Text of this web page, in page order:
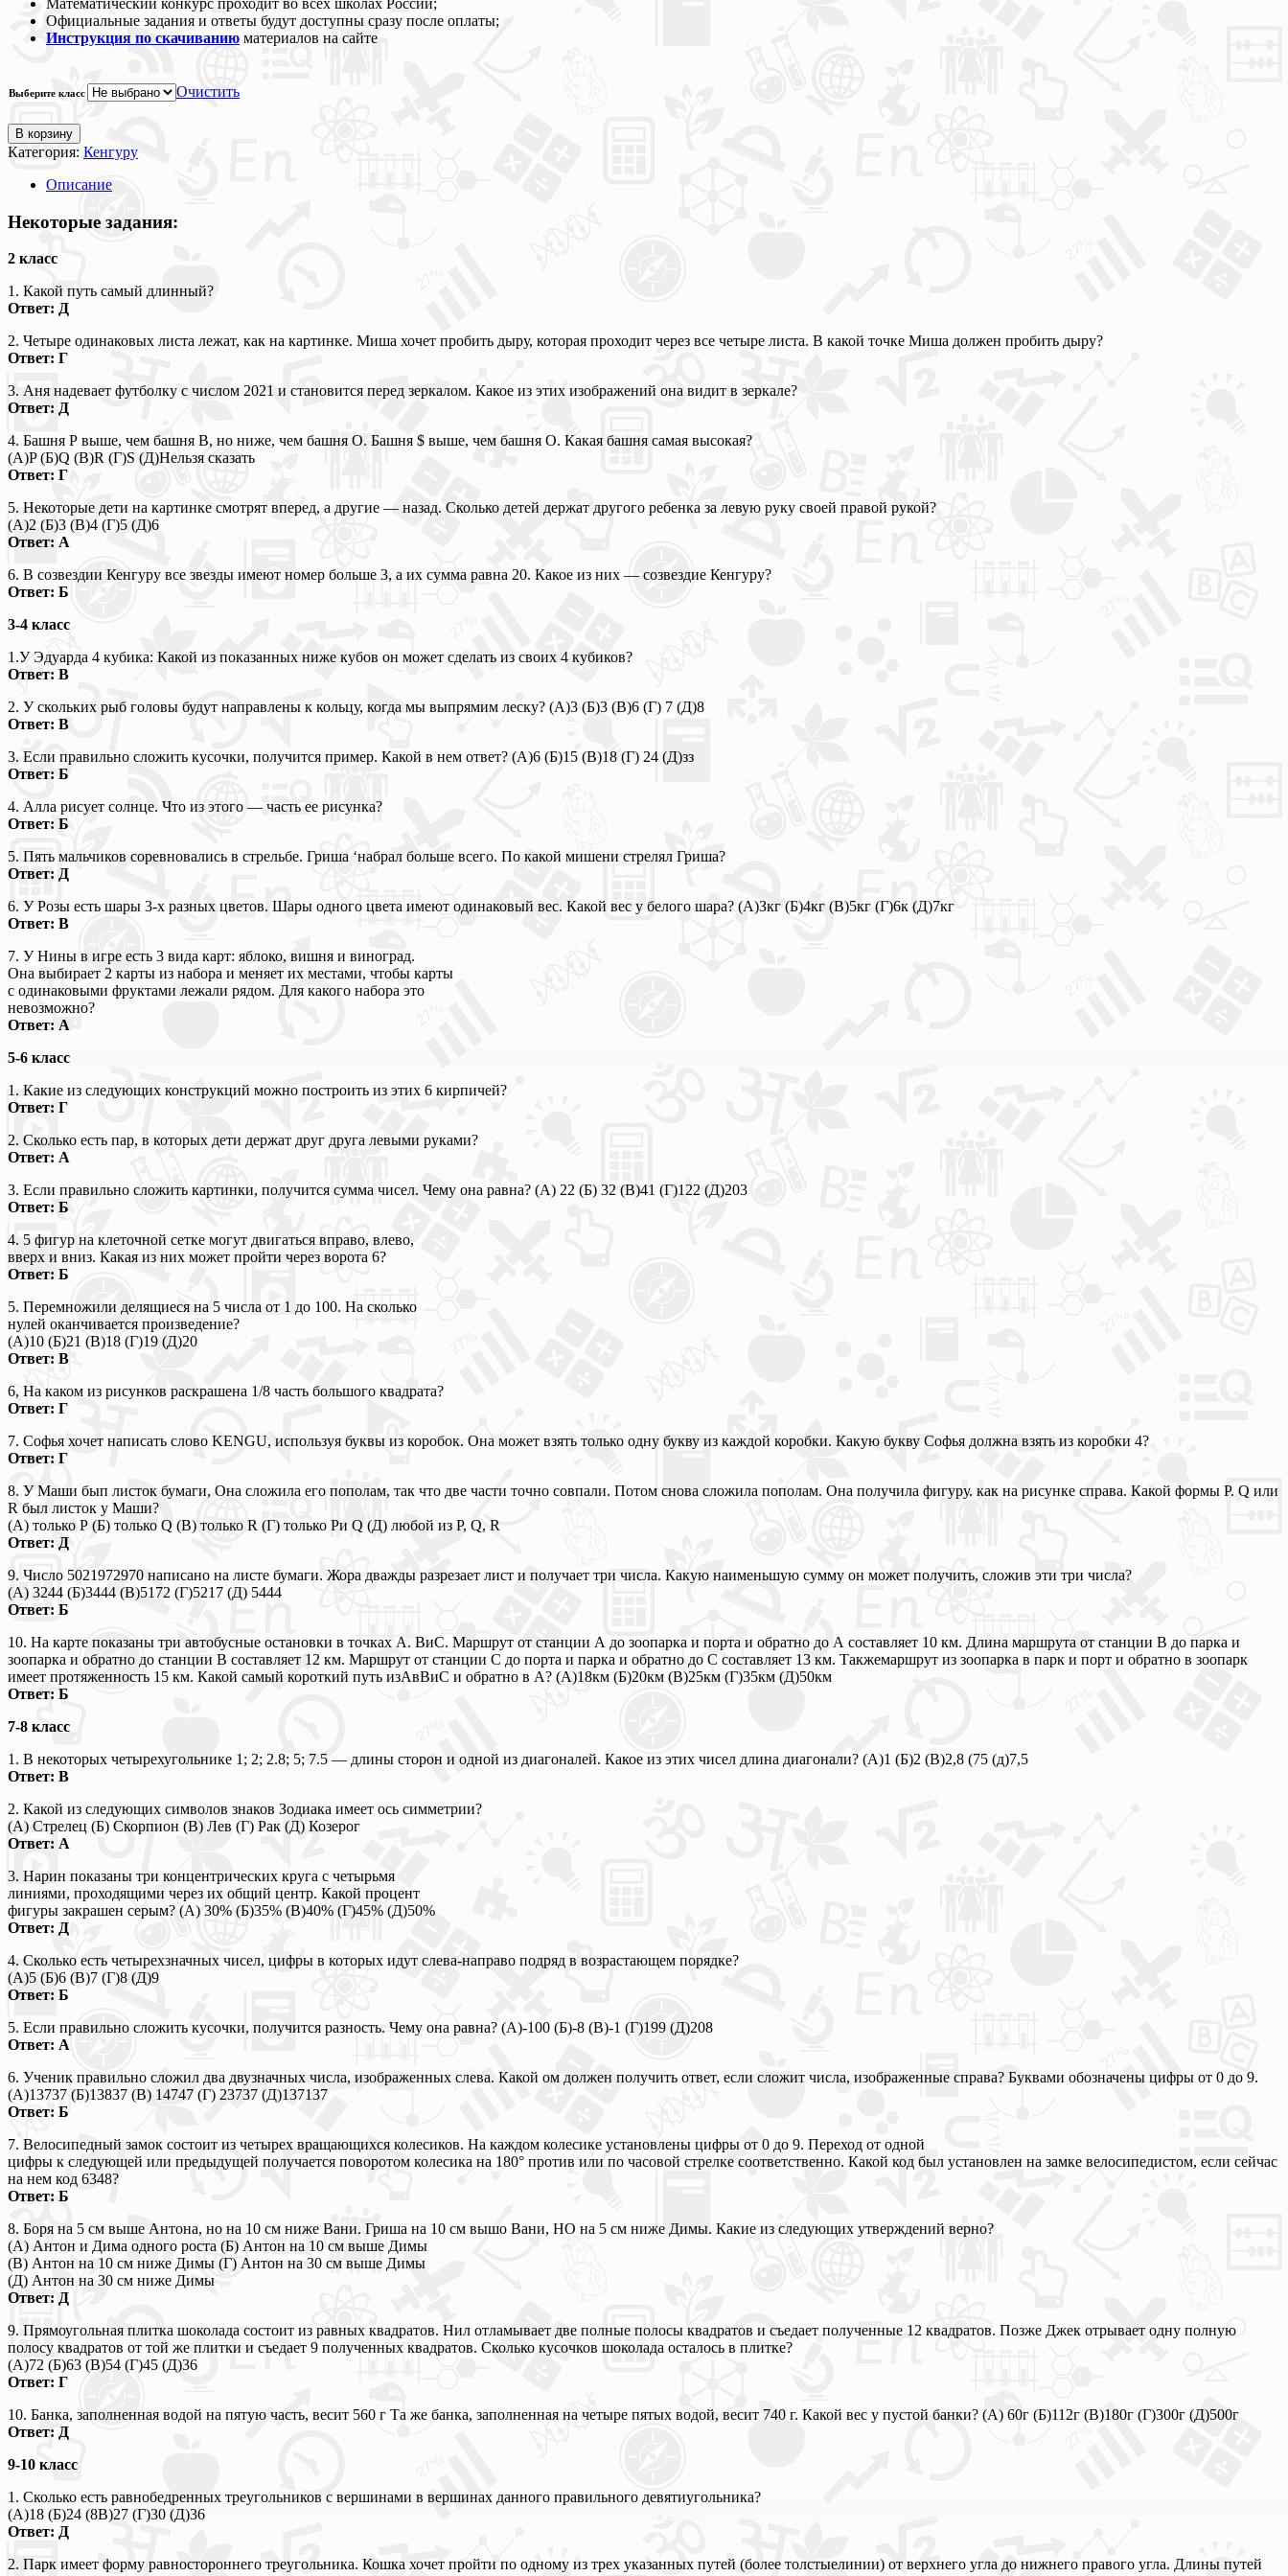
Официальные задания и ответы будут доступны сразу после оплаты;
Инструкция по скачиванию материалов на сайте
Выберите класс Очистить
В корзину
Категория: Кенгуру
Описание
Некоторые задания:
2 класс
1. Какой путь самый длинный?
Ответ: Д
2. Четыре одинаковых листа лежат, как на картинке. Миша хочет пробить дыру, которая проходит через все четыре листа. В какой точке Миша должен пробить дыру?
Ответ: Г
3. Аня надевает футболку с числом 2021 и становится перед зеркалом. Какое из этих изображений она видит в зеркале?
Ответ: Д
4. Башня Р выше, чем башня В, но ниже, чем башня О. Башня $ выше, чем башня О. Какая башня самая высокая?
(А)P (Б)Q (B)R (Г)S (Д)Нельзя сказать
Ответ: Г
5. Некоторые дети на картинке смотрят вперед, а другие — назад. Сколько детей держат другого ребенка за левую руку своей правой рукой?
(А)2 (Б)3 (В)4 (Г)5 (Д)6
Ответ: А
6. В созвездии Кенгуру все звезды имеют номер больше 3, а их сумма равна 20. Какое из них — созвездие Кенгуру?
Ответ: Б
3-4 класс
1.У Эдуарда 4 кубика: Какой из показанных ниже кубов он может сделать из своих 4 кубиков?
Ответ: В
2. У скольких рыб головы будут направлены к кольцу, когда мы выпрямим леску? (А)3 (Б)3 (В)6 (Г) 7 (Д)8
Ответ: В
3. Если правильно сложить кусочки, получится пример. Какой в нем ответ? (А)6 (Б)15 (В)18 (Г) 24 (Д)зз
Ответ: Б
4. Алла рисует солнце. Что из этого — часть ее рисунка?
Ответ: Б
5. Пять мальчиков соревновались в стрельбе. Гриша ‘набрал больше всего. По какой мишени стрелял Гриша?
Ответ: Д
6. У Розы есть шары 3-х разных цветов. Шары одного цвета имеют одинаковый вес. Какой вес у белого шара? (А)Зкг (Б)4кг (В)5кг (Г)6к (Д)7кг
Ответ: В
7. У Нины в игре есть 3 вида карт: яблоко, вишня и виноград.
Она выбирает 2 карты из набора и меняет их местами, чтобы карты
с одинаковыми фруктами лежали рядом. Для какого набора это
невозможно?
Ответ: А
5-6 класс
1. Какие из следующих конструкций можно построить из этих 6 кирпичей?
Ответ: Г
2. Сколько есть пар, в которых дети держат друг друга левыми руками?
Ответ: А
3. Если правильно сложить картинки, получится сумма чисел. Чему она равна? (А) 22 (Б) 32 (В)41 (Г)122 (Д)203
Ответ: Б
4. 5 фигур на клеточной сетке могут двигаться вправо, влево,
вверх и вниз. Какая из них может пройти через ворота 6?
Ответ: Б
5. Перемножили делящиеся на 5 числа от 1 до 100. На сколько
нулей оканчивается произведение?
(А)10 (Б)21 (В)18 (Г)19 (Д)20
Ответ: В
6, На каком из рисунков раскрашена 1/8 часть большого квадрата?
Ответ: Г
7. Софья хочет написать слово KENGU, используя буквы из коробок. Она может взять только одну букву из каждой коробки. Какую букву Софья должна взять из коробки 4?
Ответ: Г
8. У Маши бып листок бумаги, Она сложила его пополам, так что две части точно совпали. Потом снова сложила пополам. Она получила фигуру. как на рисунке справа. Какой формы Р. Q или
R был листок у Маши?
(A) только Р (Б) только Q (В) только R (Г) только Ри Q (Д) любой из Р, Q, R
Ответ: Д
9. Число 5021972970 написано на листе бумаги. Жора дважды разрезает лист и получает три числа. Какую наименьшую сумму он может получить, сложив эти три числа?
(А) 3244 (Б)3444 (В)5172 (Г)5217 (Д) 5444
Ответ: Б
10. На карте показаны три автобусные остановки в точках А. ВиС. Маршрут от станции А до зоопарка и порта и обратно до А составляет 10 км. Длина маршрута от станции В до парка и
зоопарка и обратно до станции В составляет 12 км. Маршрут от станции С до порта и парка и обратно до С составляет 13 км. Такжемаршрут из зоопарка в парк и порт и обратно в зоопарк
имеет протяженность 15 км. Какой самый короткий путь изАвВиС и обратно в А? (А)18км (Б)20км (В)25км (Г)35км (Д)50км
Ответ: Б
7-8 класс
1. В некоторых четырехугольнике 1; 2; 2.8; 5; 7.5 — длины сторон и одной из диагоналей. Какое из этих чисел длина диагонали? (А)1 (Б)2 (В)2,8 (75 (д)7,5
Ответ: В
2. Какой из следующих символов знаков Зодиака имеет ось симметрии?
(А) Стрелец (Б) Скорпион (В) Лев (Г) Рак (Д) Козерог
Ответ: А
3. Нарин показаны три концентрических круга с четырьмя
линиями, проходящими через их общий центр. Какой процент
фигуры закрашен серым? (А) 30% (Б)35% (В)40% (Г)45% (Д)50%
Ответ: Д
4. Сколько есть четырехзначных чисел, цифры в которых идут слева-направо подряд в возрастающем порядке?
(А)5 (Б)6 (В)7 (Г)8 (Д)9
Ответ: Б
5. Если правильно сложить кусочки, получится разность. Чему она равна? (А)-100 (Б)-8 (В)-1 (Г)199 (Д)208
Ответ: А
6. Ученик правильно сложил два двузначных числа, изображенных слева. Какой ом должен получить ответ, если сложит числа, изображенные справа? Буквами обозначены цифры от 0 до 9.
(А)13737 (Б)13837 (В) 14747 (Г) 23737 (Д)137137
Ответ: Б
7. Велосипедный замок состоит из четырех вращающихся колесиков. На каждом колесике установлены цифры от 0 до 9. Переход от одной
цифры к следующей или предыдущей получается поворотом колесика на 180° против или по часовой стрелке соответственно. Какой код был установлен на замке велосипедистом, если сейчас
на нем код 6348?
Ответ: Б
8. Боря на 5 см выше Антона, но на 10 см ниже Вани. Гриша на 10 см вышо Вани, НО на 5 см ниже Димы. Какие из следующих утверждений верно?
(А) Антон и Дима одного роста (Б) Антон на 10 см выше Димы
(В) Антон на 10 см ниже Димы (Г) Антон на 30 см выше Димы
(Д) Антон на 30 см ниже Димы
Ответ: Д
9. Прямоугольная плитка шоколада состоит из равных квадратов. Нил отламывает две полные полосы квадратов и съедает полученные 12 квадратов. Позже Джек отрывает одну полную
полосу квадратов от той же плитки и съедает 9 полученных квадратов. Сколько кусочков шоколада осталось в плитке?
(А)72 (Б)63 (В)54 (Г)45 (Д)36
Ответ: Г
10. Банка, заполненная водой на пятую часть, весит 560 г Та же банка, заполненная на четыре пятых водой, весит 740 г. Какой вес у пустой банки? (А) 60г (Б)112г (В)180г (Г)300г (Д)500г
Ответ: Д
9-10 класс
1. Сколько есть равнобедренных треугольников с вершинами в вершинах данного правильного девятиугольника?
(А)18 (Б)24 (8В)27 (Г)30 (Д)36
Ответ: Д
2. Парк имеет форму равностороннего треугольника. Кошка хочет пройти по одному из трех указанных путей (более толстыелинии) от верхнего угла до нижнего правого угла. Длины путей